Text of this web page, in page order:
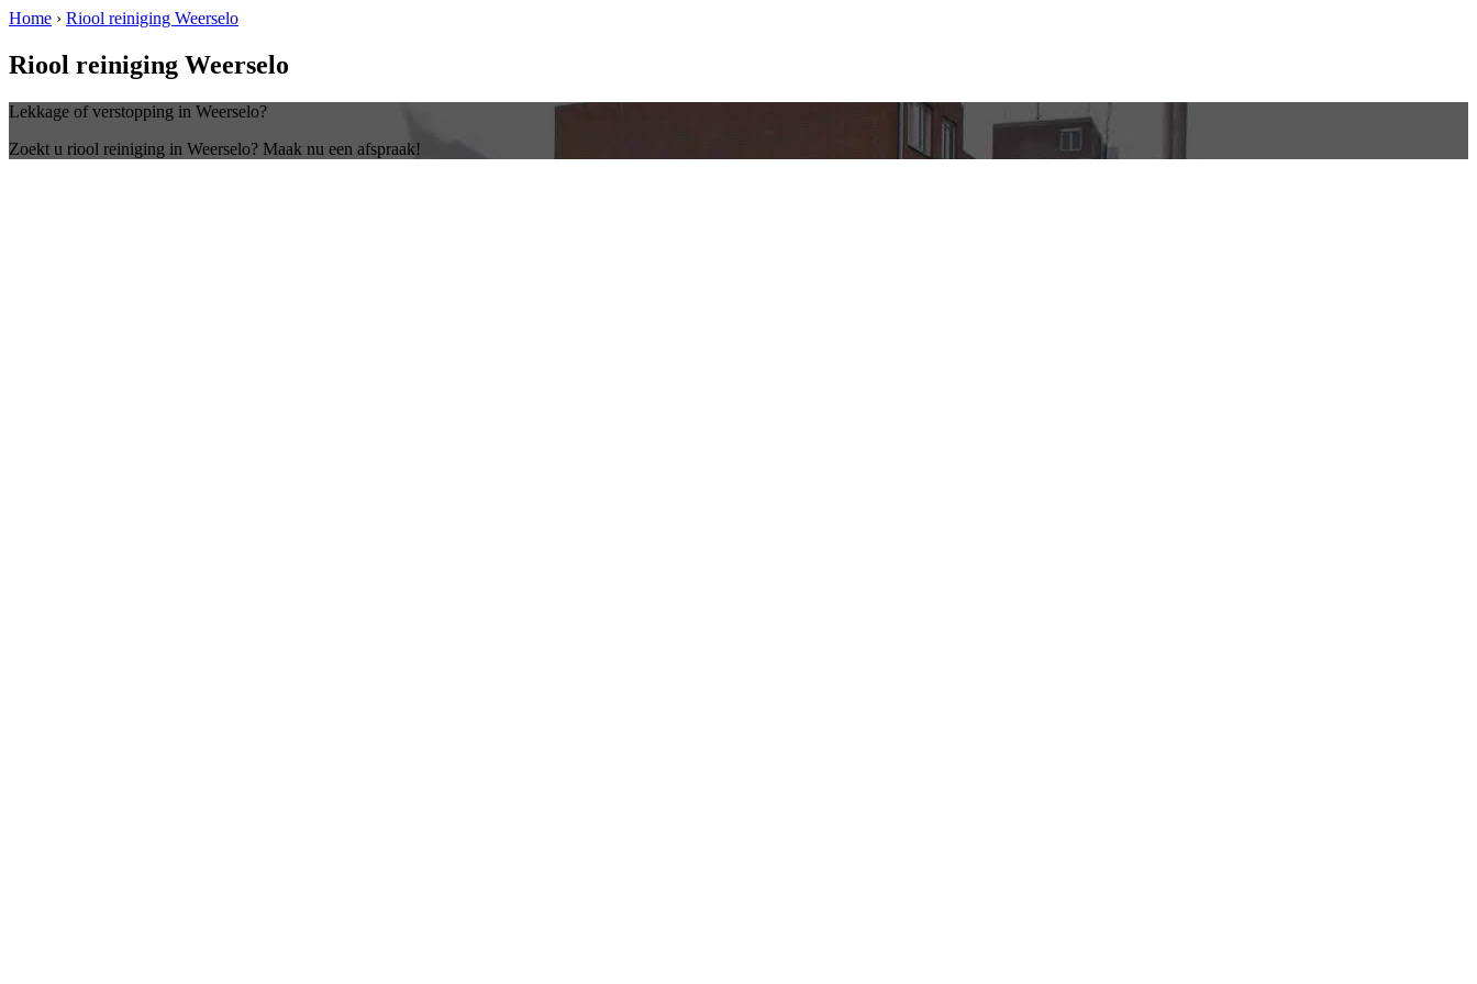
Home › Riool reiniging Weerselo
Riool reiniging Weerselo
Lekkage of verstopping in Weerselo?
Zoekt u riool reiniging in Weerselo? Maak nu een afspraak!